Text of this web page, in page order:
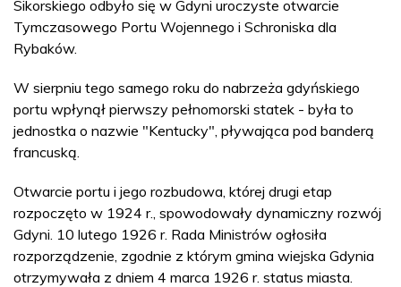
Sikorskiego odbyło się w Gdyni uroczyste otwarcie
Tymczasowego Portu Wojennego i Schroniska dla
Rybaków.
W sierpniu tego samego roku do nabrzeża gdyńskiego
portu wpłynął pierwszy pełnomorski statek - była to
jednostka o nazwie "Kentucky", pływająca pod banderą
francuską.
Otwarcie portu i jego rozbudowa, której drugi etap
rozpoczęto w 1924 r., spowodowały dynamiczny rozwój
Gdyni. 10 lutego 1926 r. Rada Ministrów ogłosiła
rozporządzenie, zgodnie z którym gmina wiejska Gdynia
otrzymywała z dniem 4 marca 1926 r. status miasta.